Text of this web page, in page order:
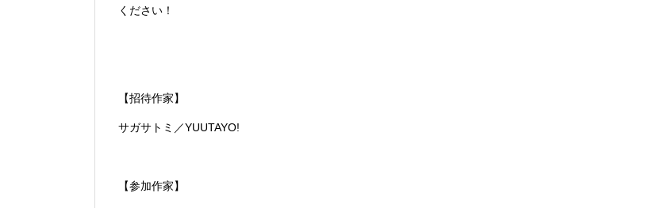
ください！
【招待作家】
サガサトミ／YUUTAYO!
【参加作家】